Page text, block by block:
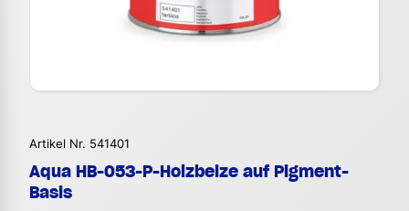
Artikel Nr. 541401
Aqua HB-053-P-Holzbeize auf Pigment-
Basis